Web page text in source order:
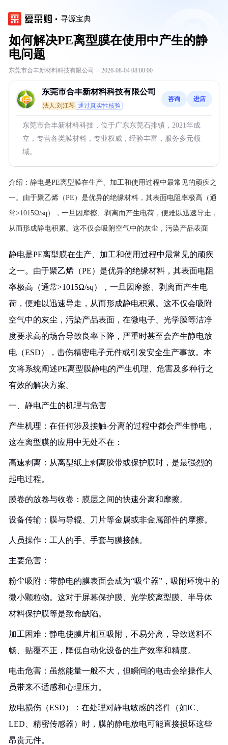
寻源宝典
如何解决PE离型膜在使用中产生的静
电问题
东莞市合丰新材料科技有限公司 · 2026-08-04 08:00:00
东莞市合丰新材料科技有限公司
法人:刘江琴 通过真实性核验
咨询 进店
东莞市合丰新材料科技，位于广东东莞石排镇，2021年成
立，专营各类膜材料，专业权威，经验丰富，服务多元领
域。
介绍： 静电是PE离型膜在生产、加工和使用过程中最常见的顽疾之
一。由于聚乙烯（PE）是优异的绝缘材料，其表面电阻率极高（通
常>1015Ω/sq），一旦因摩擦、剥离而产生电荷，便难以迅速导走，
从而形成静电积累。这不仅会吸附空气中的灰尘，污染产品表面
静电是PE离型膜在生产、加工和使用过程中最常见的顽疾
之一。由于聚乙烯（PE）是优异的绝缘材料，其表面电阻
率极高（通常>1015Ω/sq），一旦因摩擦、剥离而产生电
荷，便难以迅速导走，从而形成静电积累。这不仅会吸附
空气中的灰尘，污染产品表面，在微电子、光学膜等洁净
度要求高的场合导致良率下降，严重时甚至会产生静电放
电（ESD），击伤精密电子元件或引发安全生产事故。本
文将系统阐述PE离型膜静电的产生机理、危害及多种行之
有效的解决方案。
一、静电产生的机理与危害
产生机理：在任何涉及接触-分离的过程中都会产生静电，
这在离型膜的应用中无处不在：
高速剥离：从离型纸上剥离胶带或保护膜时，是最强烈的
起电过程。
膜卷的放卷与收卷：膜层之间的快速分离和摩擦。
设备传输：膜与导辊、刀片等金属或非金属部件的摩擦。
人员操作：工人的手、手套与膜接触。
主要危害：
粉尘吸附：带静电的膜表面会成为“吸尘器”，吸附环境中的
微小颗粒物。这对于屏幕保护膜、光学胶离型膜、半导体
材料保护膜等是致命缺陷。
加工困难：静电使膜片相互吸附，不易分离，导致送料不
畅、贴覆不正，降低自动化设备的生产效率和精度。
电击危害：虽然能量一般不大，但瞬间的电击会给操作人
员带来不适感和心理压力。
放电损伤（ESD）：在处理对静电敏感的器件（如IC、
LED、精密传感器）时，膜的静电放电可能直接损坏这些
昂贵元件。